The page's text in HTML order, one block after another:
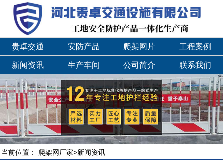
贵卓交通 安防产品 爬架网片 工程案例
新闻资讯 生产车间 公司简介 联系我们
当前位置： 爬架网厂家>新闻资讯